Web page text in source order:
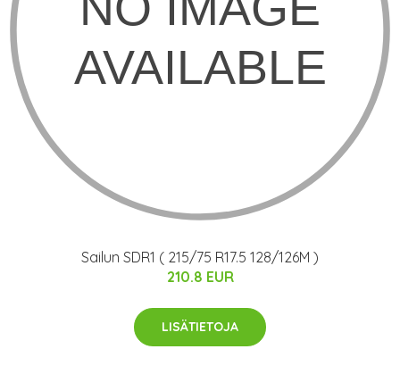
Sailun SDR1 ( 215/75 R17.5 128/126M )
210.8 EUR
LISÄTIETOJA